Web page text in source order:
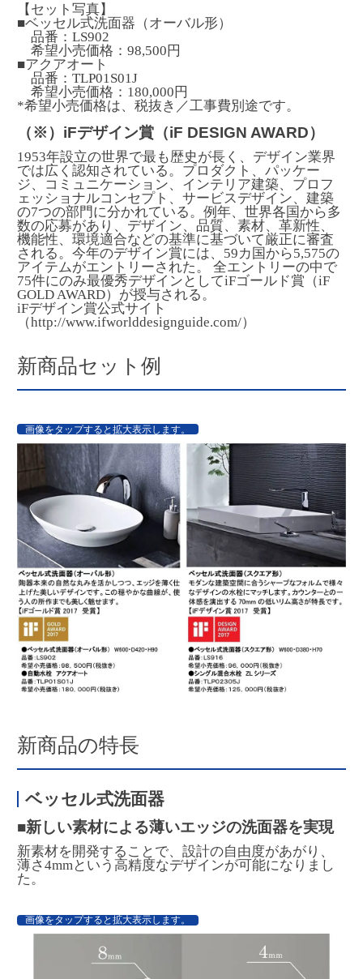
【セット写真】
■ベッセル式洗面器（オーバル形）
品番：LS902
希望小売価格：98,500円
■アクアオート
品番：TLP01S01J
希望小売価格：180,000円
*希望小売価格は、税抜き／工事費別途です。
（※）iFデザイン賞（iF DESIGN AWARD）
1953年設立の世界で最も歴史が長く、デザイン業界
では広く認知されている。プロダクト、パッケー
ジ、コミュニケーション、インテリア建築、プロフ
ェッショナルコンセプト、サービスデザイン、建築
の7つの部門に分かれている。例年、世界各国から多
数の応募があり、デザイン、品質、素材、革新性、
機能性、環境適合などの基準に基づいて厳正に審査
される。今年のデザイン賞には、59カ国から5,575の
アイテムがエントリーされた。 全エントリーの中で
75件にのみ最優秀デザインとしてiFゴールド賞（iF
GOLD AWARD）が授与される。
iFデザイン賞公式サイト
（http://www.ifworlddesignguide.com/）
新商品セット例
画像をタップすると拡大表示します。
新商品の特長
ベッセル式洗面器
■新しい素材による薄いエッジの洗面器を実現
新素材を開発することで、設計の自由度があがり、
薄さ4mmという高精度なデザインが可能になりまし
た。
画像をタップすると拡大表示します。